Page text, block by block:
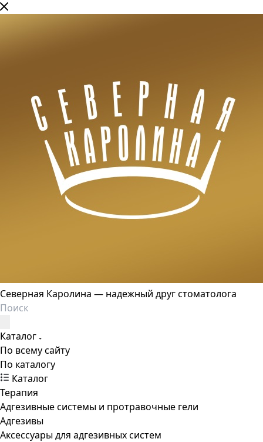
Северная Каролина — надежный друг стоматолога
Каталог
По всему сайту
По каталогу
Каталог
Терапия
Адгезивные системы и протравочные гели
Адгезивы
Аксессуары для адгезивных систем